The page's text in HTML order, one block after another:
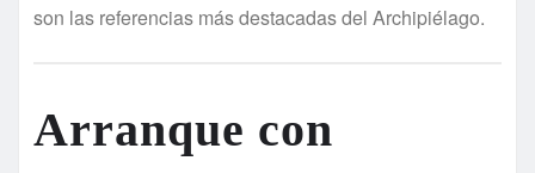
son las referencias más destacadas del Archipiélago.
Arranque con